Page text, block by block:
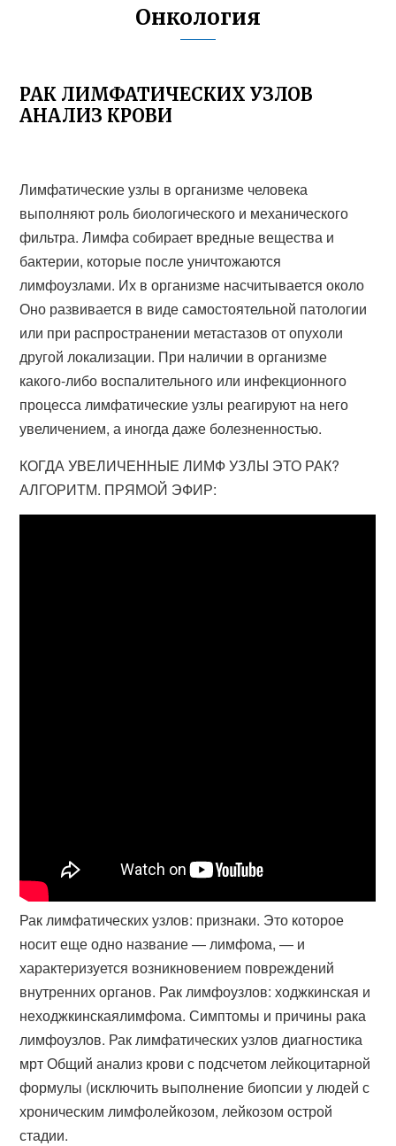
Онкология
РАК ЛИМФАТИЧЕСКИХ УЗЛОВ
АНАЛИЗ КРОВИ
Лимфатические узлы в организме человека
выполняют роль биологического и механического
фильтра. Лимфа собирает вредные вещества и
бактерии, которые после уничтожаются
лимфоузлами. Их в организме насчитывается около
Оно развивается в виде самостоятельной патологии
или при распространении метастазов от опухоли
другой локализации. При наличии в организме
какого-либо воспалительного или инфекционного
процесса лимфатические узлы реагируют на него
увеличением, а иногда даже болезненностью.
КОГДА УВЕЛИЧЕННЫЕ ЛИМФ УЗЛЫ ЭТО РАК?
АЛГОРИТМ. ПРЯМОЙ ЭФИР:
Рак лимфатических узлов: признаки. Это которое
носит еще одно название — лимфома, — и
характеризуется возникновением повреждений
внутренних органов. Рак лимфоузлов: ходжкинская и
неходжкинскаялимфома. Симптомы и причины рака
лимфоузлов. Рак лимфатических узлов диагностика
мрт Общий анализ крови с подсчетом лейкоцитарной
формулы (исключить выполнение биопсии у людей с
хроническим лимфолейкозом, лейкозом острой
стадии.